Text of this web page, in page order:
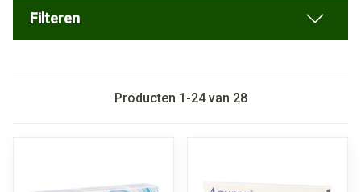
Filteren
Producten 1 -24van 28